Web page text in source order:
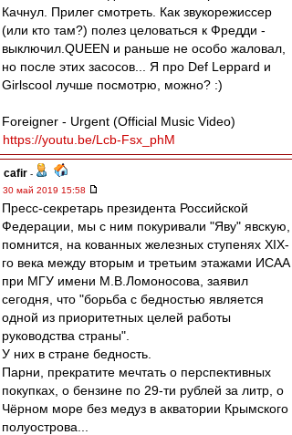
Качнул. Прилег смотреть. Как звукорежиссер
(или кто там?) полез целоваться к Фредди -
выключил.QUEEN и раньше не особо жаловал,
но после этих засосов... Я про Def Leppard и
Girlscool лучше посмотрю, можно? :)
Foreigner - Urgent (Official Music Video)
https://youtu.be/Lcb-Fsx_phM
cafir -
30 май 2019 15:58
Пресс-секретарь президента Российской
Федерации, мы с ним покуривали "Яву" явскую,
помнится, на кованных железных ступенях XIX-
го века между вторым и третьим этажами ИСАА
при МГУ имени М.В.Ломоносова, заявил
сегодня, что "борьба с бедностью является
одной из приоритетных целей работы
руководства страны".
У них в стране бедность.
Парни, прекратите мечтать о перспективных
покупках, о бензине по 29-ти рублей за литр, о
Чёрном море без медуз в акватории Крымского
полуострова...